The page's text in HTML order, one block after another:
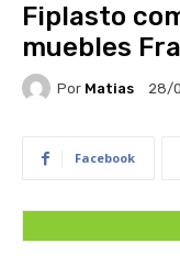
Fiplasto
muebles
Por Matias 28/
Facebook